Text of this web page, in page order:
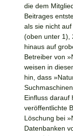
die dem
Beitrages
als sie nicht
(oben unter 1),
hinaus auf
Betreiber von »
weisen in
hin, dass »
Einfluss darauf
veröffentlichte
Löschung bei »
Datenbanken